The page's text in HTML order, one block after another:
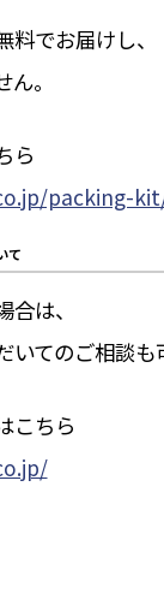
でお届けし、
。
ら
packing-
て
は、
てのご相談も
こちら